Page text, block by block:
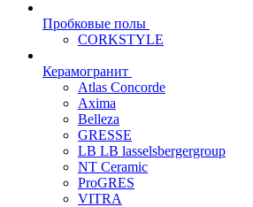
Пробковые полы
CORKSTYLE
Керамогранит
Atlas Concorde
Axima
Belleza
GRESSE
LB LB lasselsbergergroup
NT Ceramic
ProGRES
VITRA